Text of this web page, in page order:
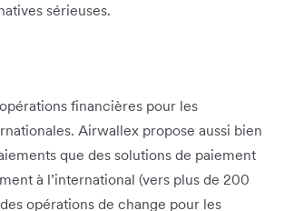
sérieuses.
financières pour les
Airwallex propose aussi bien
que des solutions de paiement
à l’international (vers plus de 200
opérations de change pour les